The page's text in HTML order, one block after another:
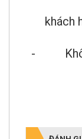
-
khách
- Không